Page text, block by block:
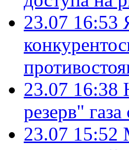
23.07 16:53
23.07 16:38
резерв"
23.07 15:52